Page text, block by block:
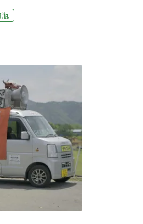
月22日）即將到來，
膠污染，還威脅到
1140億元在公共飲
要求政府要四倍速
瓶